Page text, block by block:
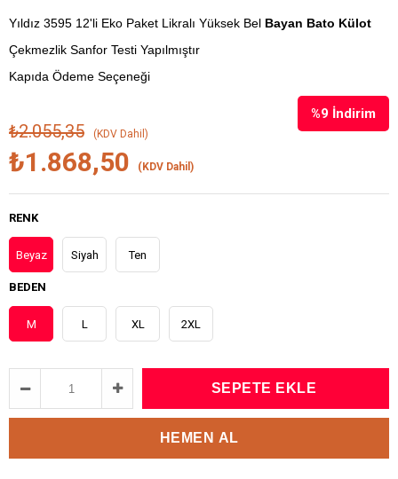
Yıldız 3595 12'li Eko Paket Likralı Yüksek Bel Bayan Bato Külot
Çekmezlik Sanfor Testi Yapılmıştır
Kapıda Ödeme Seçeneği
%9 İndirim
₺2.055,35 (KDV Dahil)
₺1.868,50 (KDV Dahil)
RENK
Beyaz Siyah Ten
BEDEN
M L XL 2XL